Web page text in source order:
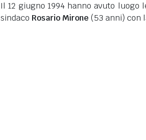
Il 12 giugno 1994 hanno avuto
sindaco Rosario Mirone (53 anni) con